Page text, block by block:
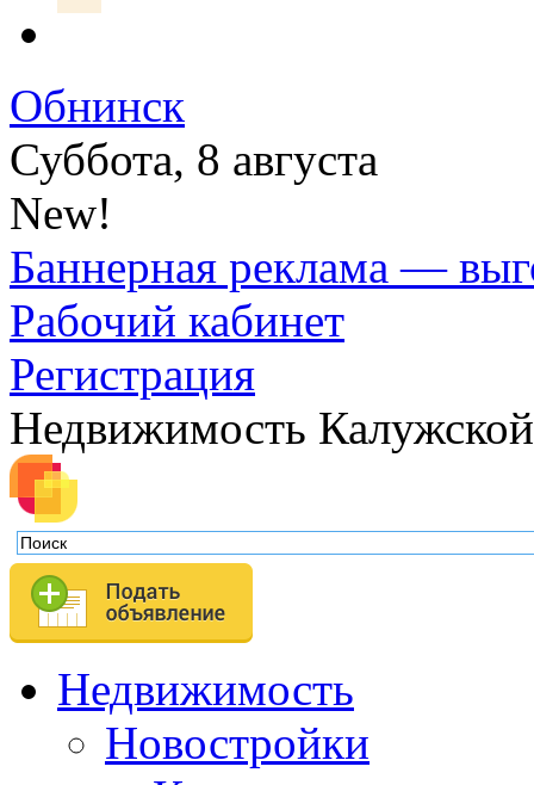
Обнинск
Суббота, 8 августа
New!
Баннерная реклама —
Рабочий кабинет
Регистрация
Недвижимость
Недвижимость
Новостройки